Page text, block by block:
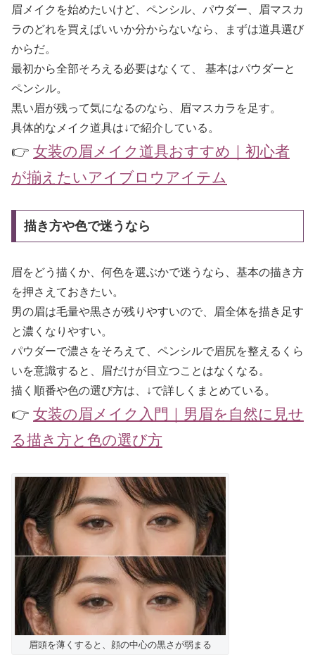
眉メイクを始めたいけど、ペンシル、パウダー、眉マスカ
ラのどれを買えばいいか分からないなら、まずは道具選び
からだ。
最初から全部そろえる必要はなくて、 基本はパウダーと
ペンシル。
黒い眉が残って気になるのなら、眉マスカラを足す。
具体的なメイク道具は↓で紹介している。
👉 女装の眉メイク道具おすすめ｜初心者
が揃えたいアイブロウアイテム
描き方や色で迷うなら
眉をどう描くか、何色を選ぶかで迷うなら、基本の描き方
を押さえておきたい。
男の眉は毛量や黒さが残りやすいので、眉全体を描き足す
と濃くなりやすい。
パウダーで濃さをそろえて、ペンシルで眉尻を整えるくら
いを意識すると、眉だけが目立つことはなくなる。
描く順番や色の選び方は、↓で詳しくまとめている。
👉 女装の眉メイク入門｜男眉を自然に見せ
る描き方と色の選び方
眉頭を薄くすると、顔の中心の黒さが弱まる